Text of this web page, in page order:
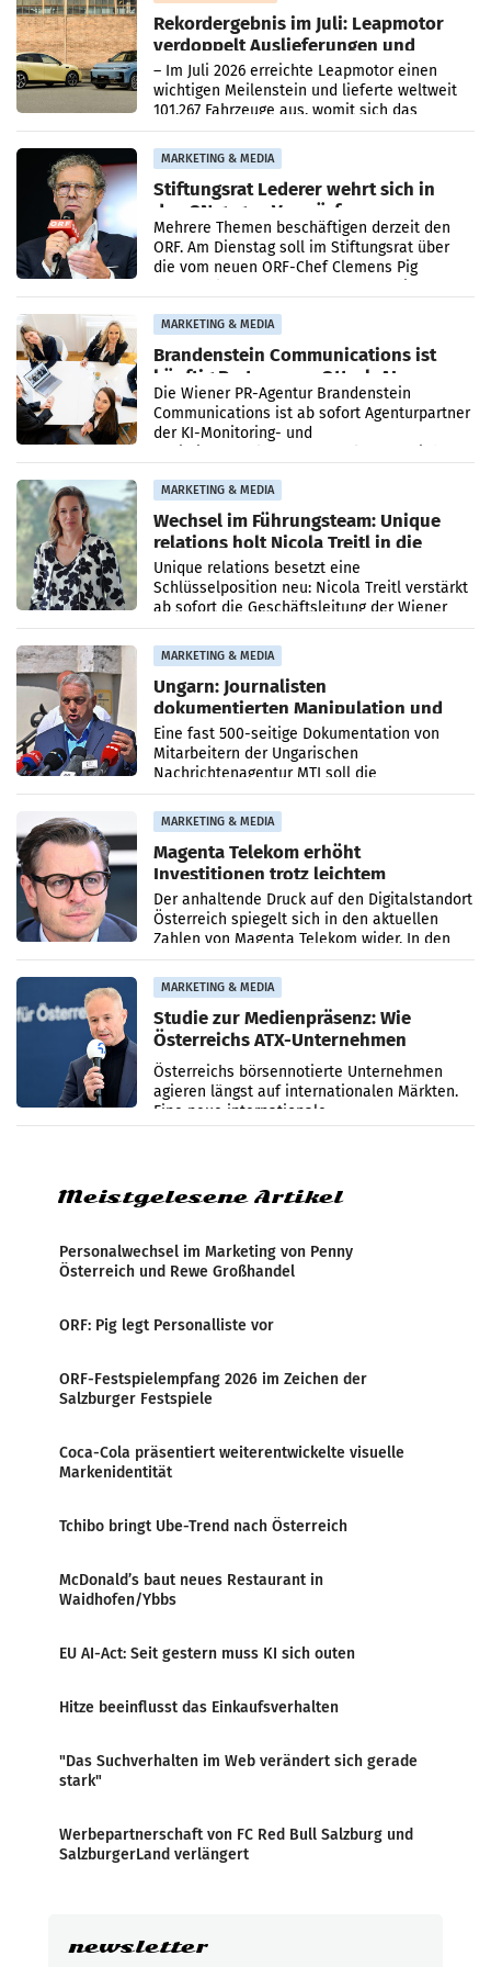
Rekordergebnis im Juli: Leapmotor
verdoppelt Auslieferungen und
überschreitet die 100.000er-Marke
– Im Juli 2026 erreichte Leapmotor einen
wichtigen Meilenstein und lieferte weltweit
101.267 Fahrzeuge aus, womit sich das
Ergebnis gegenüber Juli 2025 mehr als
verdoppelte (+102
MARKETING & MEDIA
Stiftungsrat Lederer wehrt sich in
den SN gegen Vorwürfe
Mehrere Themen beschäftigen derzeit den
ORF. Am Dienstag soll im Stiftungsrat über
die vom neuen ORF-Chef Clemens Pig
MARKETING & MEDIA
Brandenstein Communications ist
künftig Partner von OtterlyAI
Die Wiener PR-Agentur Brandenstein
Communications ist ab sofort Agenturpartner
der KI-Monitoring- und
MARKETING & MEDIA
Wechsel im Führungsteam: Unique
relations holt Nicola Treitl in die
Geschäftsleitung
Unique relations besetzt eine
Schlüsselposition neu: Nicola Treitl verstärkt
ab sofort die Geschäftsleitung der Wiener
PR-Agentur an der Seite von Josef Kalina und
Anna Kalina-Mahr.
MARKETING & MEDIA
Ungarn: Journalisten
dokumentierten Manipulation und
Zensur
Eine fast 500-seitige Dokumentation von
Mitarbeitern der Ungarischen
Nachrichtenagentur MTI soll die
systematische Nachrichten-Manipulation und
Zensur bei der Agentur während der Zeit
MARKETING & MEDIA
Magenta Telekom erhöht
Investitionen trotz leichtem
Umsatzrückgang
Der anhaltende Druck auf den Digitalstandort
Österreich spiegelt sich in den aktuellen
Zahlen von Magenta Telekom wider. In den
ersten sechs Monaten des laufenden Jahres
verzeichnete
MARKETING & MEDIA
Studie zur Medienpräsenz: Wie
Österreichs ATX-Unternehmen
international wahrgenommen
werden
Österreichs börsennotierte Unternehmen
agieren längst auf internationalen Märkten.
Eine neue internationale
Medienresonanzanalyse untersucht die
Meistgelesene Artikel
Personalwechsel im Marketing von Penny
Österreich und Rewe Großhandel
ORF: Pig legt Personalliste vor
ORF-Festspielempfang 2026 im Zeichen der
Salzburger Festspiele
Coca-Cola präsentiert weiterentwickelte visuelle
Markenidentität
Tchibo bringt Ube-Trend nach Österreich
McDonald’s baut neues Restaurant in
Waidhofen/Ybbs
EU AI-Act: Seit gestern muss KI sich outen
Hitze beeinflusst das Einkaufsverhalten
"Das Suchverhalten im Web verändert sich gerade
stark"
Werbepartnerschaft von FC Red Bull Salzburg und
SalzburgerLand verlängert
newsletter